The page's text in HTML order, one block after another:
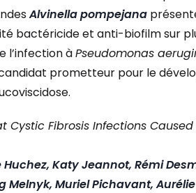
Alvinella pompejana
bactéricide et anti-biofilm sur
l’infection àPseudomonas
prometteur pour le
Fibrosis Infections
Katy Jeannot, Rémi
Melnyk, Muriel Pichavant,